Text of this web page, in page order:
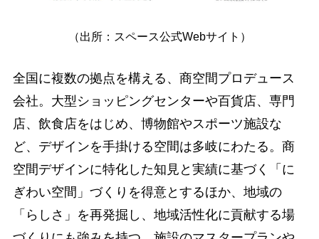
（出所：スペース公式Webサイト）
全国に複数の拠点を構える、商空間プロデュース
会社。大型ショッピングセンターや百貨店、専門
店、飲食店をはじめ、博物館やスポーツ施設な
ど、デザインを手掛ける空間は多岐にわたる。商
空間デザインに特化した知見と実績に基づく「に
ぎわい空間」づくりを得意とするほか、地域の
「らしさ」を再発掘し、地域活性化に貢献する場